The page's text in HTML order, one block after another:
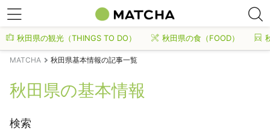
秋田県の観光（THINGS TO DO） 秋田県の食（FOOD）
MATCHA 秋田県基本情報の記事一覧
秋田県の基本情報
検索